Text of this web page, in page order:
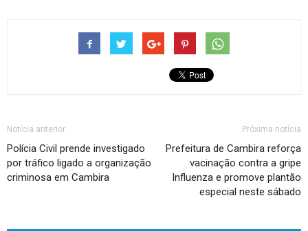
Notícia anterior
Polícia Civil prende investigado
por tráfico ligado a organização
criminosa em Cambira
Próxima notícia
Prefeitura de Cambira reforça
vacinação contra a gripe
Influenza e promove plantão
especial neste sábado